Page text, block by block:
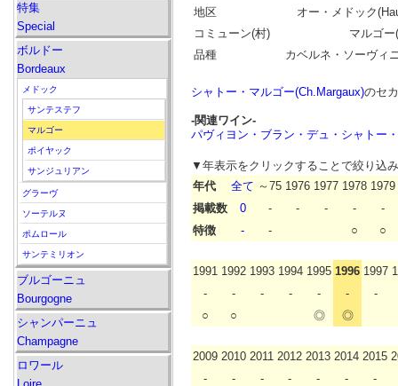
地区
オー・メドック
コミューン(村)
マルゴ
品種
カベルネ・ソーヴィ
シャトー・マルゴー(Ch.Margaux)のセ
-関連ワイン-
パヴィヨン・ブラン・デュ・シャトー
▼年表示をクリックすることで絞り込
年代
全て ～75 1976 1977 1978 1979
掲載数
0 - - - -
-
特徴
- - ○ ○
1991 1992 1993 1994 1995 1996 1997
-
- - - - -
-
○
○ ◎ ◎
2009 2010 2011 2012 2013 2014 2015
-
- - - - - -
特集
Special
ボルドー
Bordeaux
メドック
サンテステフ
マルゴー
ポイヤック
サンジュリアン
グラーヴ
ソーテルヌ
ポムロール
サンテミリオン
ブルゴーニュ
Bourgogne
シャンパーニュ
Champagne
ロワール